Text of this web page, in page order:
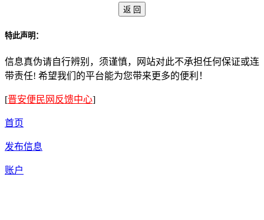
特此声明：
信息真伪请自行辨别，须谨慎，网站对此不承担任何保证或连
带责任! 希望我们的平台能为您带来更多的便利！
[晋安便民网反馈中心]
首页
发布信息
账户